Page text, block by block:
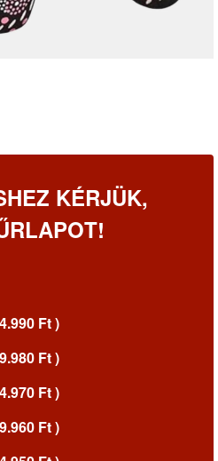
KÉRJÜK,
Ft )
Ft )
Ft )
Ft )